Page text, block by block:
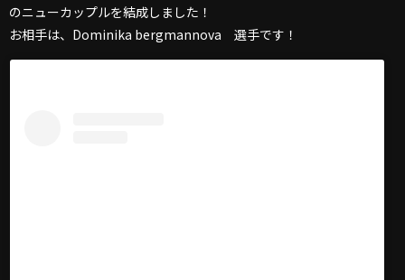
のニューカップルを結成しました！
お相手は、Dominika bergmannova 選手です！